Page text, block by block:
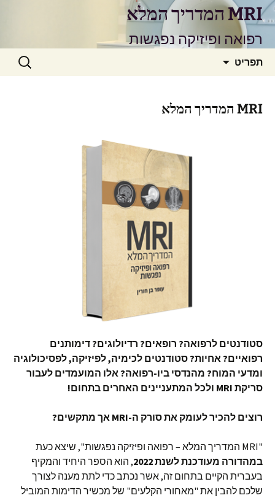
לדלג
לתוכןMRI המדריך המלא
רפואה ופיזיקה נפגשות
תפריט חיפוש:
MRI המדריך המלא
סטודנטים לרפואה? רופאים? רדיולוגים? דימותנים
רפואיים? אחיות? סטודנטים לכימיה, לפיזיקה, לפסיכולוגיה
ומדעי המוח? מהנדסי ביו-רפואה? אלו המועמדים לעבור
סריקת MRI ולכל המתעניינים האחרים בתחום!
רוצים להכיר לעומק את סורק ה-MRI אך מתקשים?
"MRI המדריך המלא – רפואה ופיזיקה נפגשות", שיצא כעת
במהדורה מעודכנת לשנת 2022
, הוא הספר היחיד והמקיף
בעברית הקיים בתחום זה, אשר נכתב כדי לתת מענה לצורך
שלכם להבין את "מאחורי הקלעים" של מכשיר הדימות המוביל